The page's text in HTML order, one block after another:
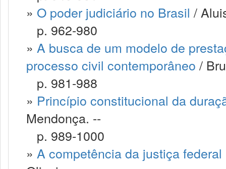
» O poder judiciário no Brasil /
p. 962-980
» A busca de um modelo de
processo civil contemporâneo /
p. 981-988
» Princípio constitucional da
Mendonça. --
p. 989-1000
» A competência da justiça